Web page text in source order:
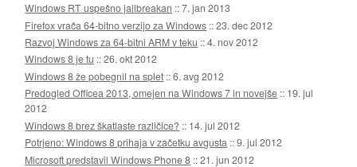
Windows RT uspešno jailbreakan ::7. jan 2013
Firefox vrača 64-bitno verzijo za Windows ::23. dec 2012
Razvoj Windows za 64-bitni ARM v teku ::4. nov 2012
Windows 8 je tu ::26. okt 2012
Windows 8 že pobegnil na splet ::6. avg 2012
Predogled Officea 2013, omejen na Windows 7 in novejše :: 19. jul
2012
Windows 8 brez škatlaste različice? :: 14. jul 2012
Potrjeno: Windows 8 prihaja v začetku avgusta ::9. jul 2012
Microsoft predstavil Windows Phone 8 ::21. jun 2012